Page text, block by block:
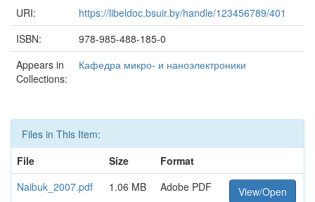
URI:
https://libeldoc.bsuir.by/handle/123456789/401
ISBN:
978-985-488-185-0
Appears in
Collections:
Кафедра микро- и наноэлектроники
Files in This Item:
File
Size
Format
Naibuk_2007.pdf
1.06 MB Adobe PDF View/Open